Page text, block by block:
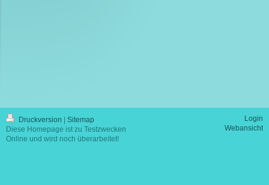
Druckversion | Sitemap
Diese Homepage ist zu Testzwecken
Online und wird noch überarbeitet!
Login
Webansicht